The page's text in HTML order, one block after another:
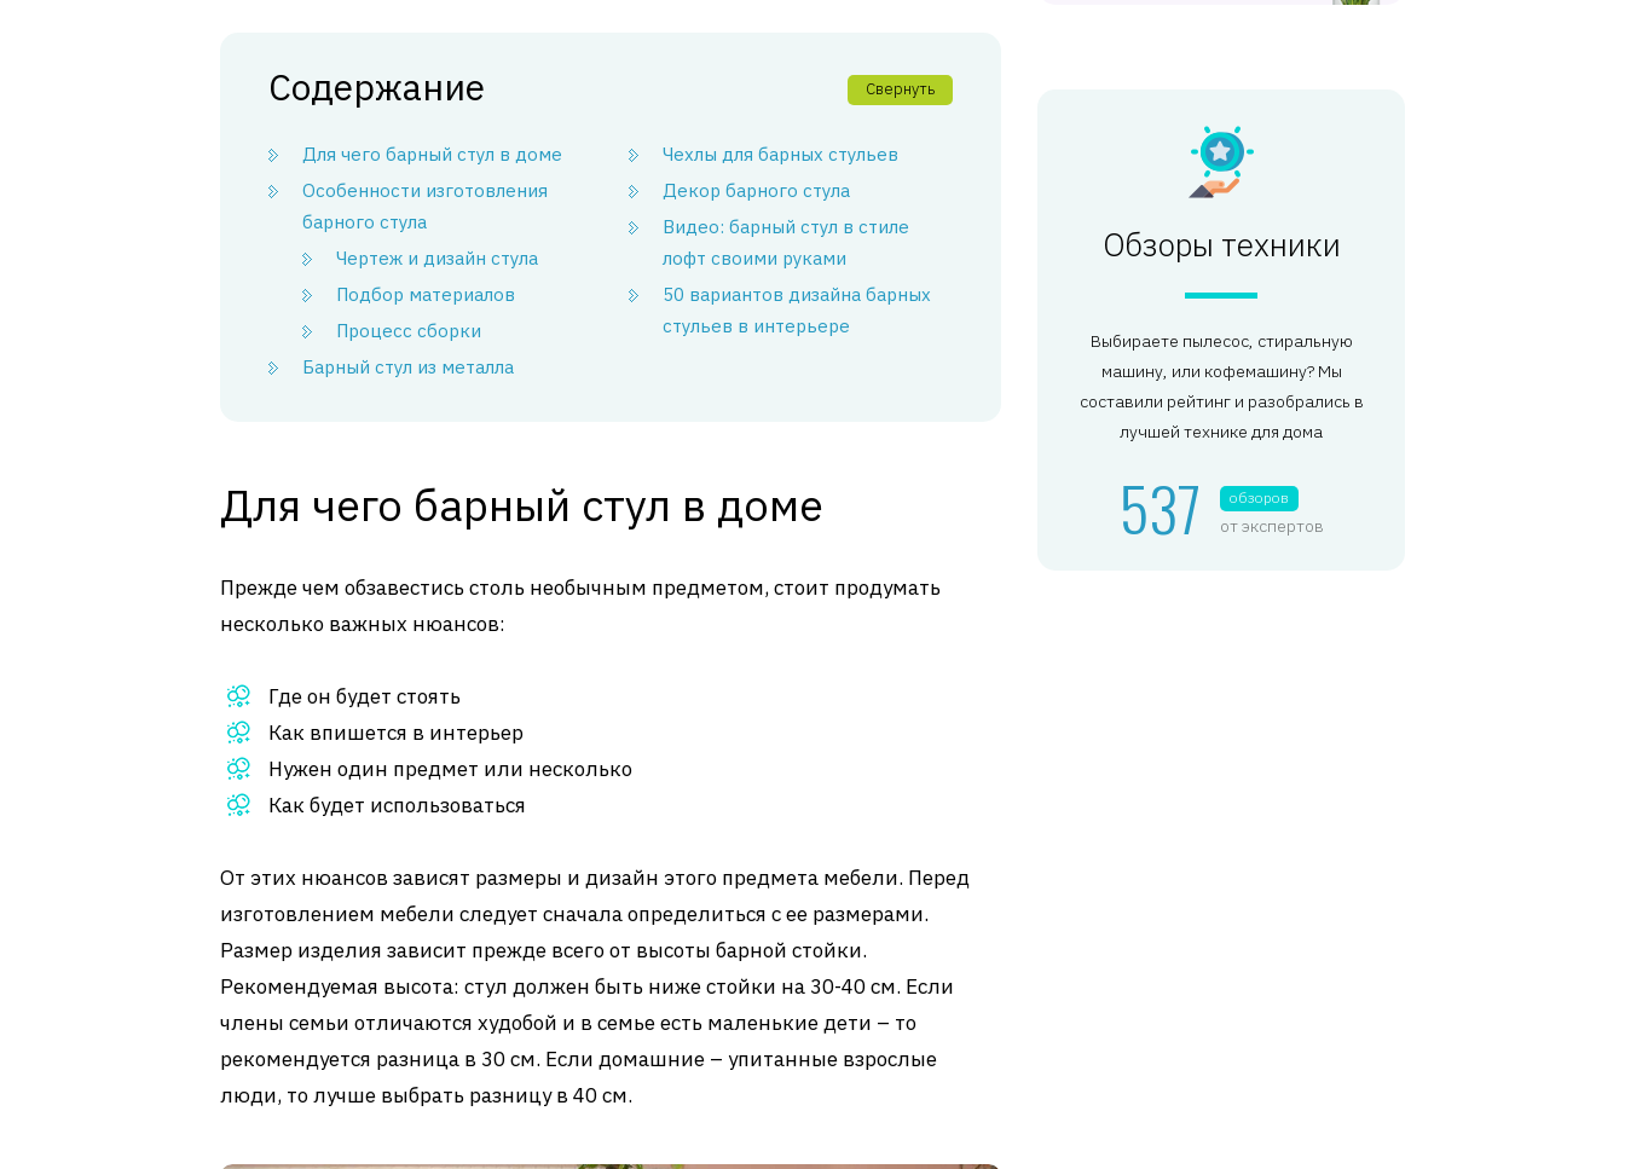
Содержание Свернуть
Для чего барный стул в доме
Особенности изготовления
барного стула
Чертеж и дизайн стула
Подбор материалов
Процесс сборки
Барный стул из металла
Чехлы для барных стульев
Декор барного стула
Видео: барный стул в стиле
лофт своими руками
50 вариантов дизайна барных
стульев в интерьере
Для чего барный стул в доме
Прежде чем обзавестись столь необычным предметом, стоит продумать
несколько важных нюансов:
Где он будет стоять
Как впишется в интерьер
Нужен один предмет или несколько
Как будет использоваться
От этих нюансов зависят размеры и дизайн этого предмета мебели. Перед
изготовлением мебели следует сначала определиться с ее размерами.
Размер изделия зависит прежде всего от высоты барной стойки.
Рекомендуемая высота: стул должен быть ниже стойки на 30-40 см. Если
члены семьи отличаются худобой и в семье есть маленькие дети – то
рекомендуется разница в 30 см. Если домашние – упитанные взрослые
люди, то лучше выбрать разницу в 40 см.
Обзоры техники
Выбираете пылесос, стиральную
машину, или кофемашину? Мы
составили рейтинг и разобрались в
лучшей технике для дома
537 обзоров
от экспертов